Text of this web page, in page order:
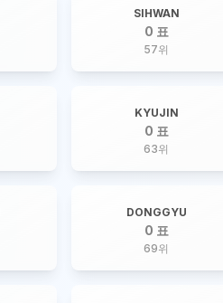
SIHWAN
0 표
57위
KYUJIN
0 표
63위
DONGGYU
0 표
69위